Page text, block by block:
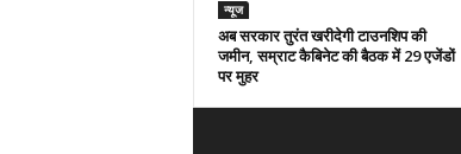
न्यूज
अब सरकार तुरंत खरीदेगी टाउनशिप की
जमीन, सम्राट कैबिनेट की बैठक में 29 एजेंडों
पर मुहर